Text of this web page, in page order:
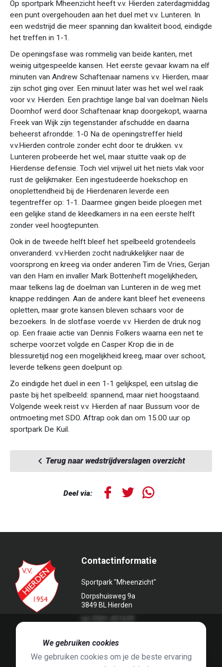
Op sportpark Mheenzicht heeft v.v. Hierden zaterdagmiddag
een punt overgehouden aan het duel met v.v. Lunteren. In
een wedstrijd die meer spanning dan kwaliteit bood, eindigde
het treffen in 1-1.
De openingsfase was rommelig van beide kanten, met
weinig uitgespeelde kansen. Het eerste gevaar kwam na elf
minuten van Andrew Schaftenaar namens v.v. Hierden, maar
zijn schot ging over. Een minuut later was het wel wel raak
voor v.v. Hierden. Een prachtige lange bal van doelman Niels
Doornhof werd door Schaftenaar knap doorgekopt, waarna
Freek van Wijk zijn tegenstander afschudde en daarna
beheerst afrondde: 1-0 Na de openingstreffer hield
v.v.Hierden controle zonder echt door te drukken. v.v.
Lunteren probeerde het wel, maar stuitte vaak op de
Hierdense defensie. Toch viel vrijwel uit het niets vlak voor
rust de gelijkmaker. Een ingestudeerde hoekschop en
onoplettendheid bij de Hierdenaren leverde een
tegentreffer op: 1-1. Daarmee gingen beide ploegen met
een gelijke stand de kleedkamers in na een eerste helft
zonder veel hoogtepunten.
Ook in de tweede helft bleef het spelbeeld grotendeels
onveranderd. v.v.Hierden zocht nadrukkelijker naar de
voorsprong en kreeg via onder anderen Tim de Vries, Gerjan
van den Ham en invaller Mark Bottenheft mogelijkheden,
maar telkens lag de doelman van Lunteren in de weg met
knappe reddingen. Aan de andere kant bleef het eveneens
opletten, maar grote kansen bleven schaars voor de
bezoekers. In de slotfase voerde v.v. Hierden de druk nog
op. Een fraaie actie van Dennis Folkers waarna een net te
scherpe voorzet volgde en Casper Krop die in de
blessuretijd nog een mogelijkheid kreeg, maar over schoot,
leverde telkens geen doelpunt op.
Zo eindigde het duel in een 1-1 gelijkspel, een uitslag die
paste bij het spelbeeld: spannend, maar niet hoogstaand.
Volgende week reist v.v. Hierden af naar Bussum voor de
ontmoeting met SDO. Aftrap ook dan om 15.00 uur op
sportpark De Kuil.
Terug naar wedstrijdverslagen overzicht
Deel via:
Contactinformatie
Sportpark "Mheenzicht"
Dorpshuisweg 9a
3849 BL Hierden
We gebruiken cookies
We gebruiken cookies om je de beste ervaring